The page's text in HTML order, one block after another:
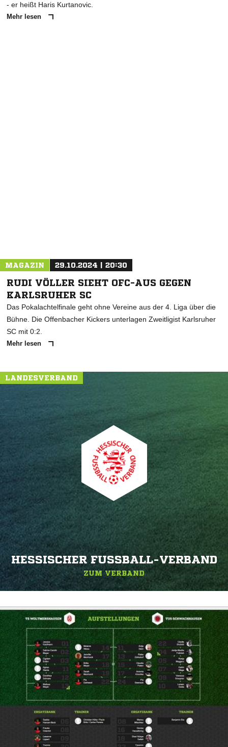
- er heißt Haris Kurtanovic.
Mehr lesen
MAGAZIN 29.10.2024 | 20:30
RUDI VÖLLER SIEHT OFC-AUS GEGEN
KARLSRUHER SC
Das Pokalachtelfinale geht ohne Vereine aus der 4. Liga über die
Bühne. Die Offenbacher Kickers unterlagen Zweitligist Karlsruher
SC mit 0:2.
Mehr lesen
LANDESVERBAND
HESSISCHER FUSSBALL-VERBAND
ZUM VERBAND